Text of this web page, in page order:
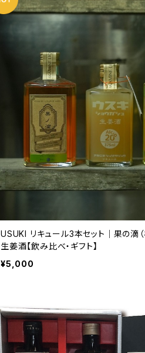
USUKI リキュール3本セット｜果の滴
生姜酒【飲み比べ・ギフト】
¥5,000